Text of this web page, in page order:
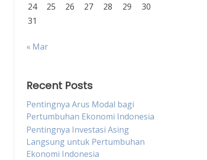
24
25 26 27 28 29
30
31
« Mar
Recent Posts
Pentingnya Arus Modal bagi
Pertumbuhan Ekonomi Indonesia
Pentingnya Investasi Asing
Langsung untuk Pertumbuhan
Ekonomi Indonesia